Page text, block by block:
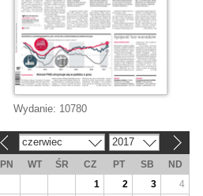
Wydanie: 10780
czerwiec 2017
PN WT ŚR CZ PT SB
ND
1
2 3
4